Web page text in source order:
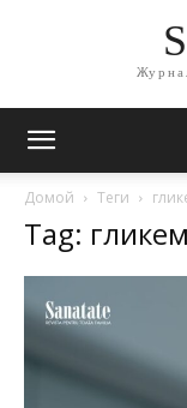
Домой Теги
Tag: